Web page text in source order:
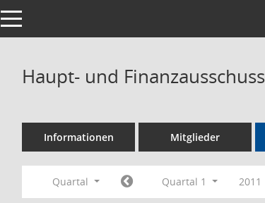
Toggle navigation
Haupt- und
Informationen Mitglieder
Quartal Quartal 1 2011